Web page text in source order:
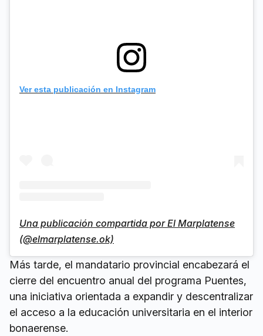
Ver esta publicación en Instagram
Una publicación compartida por El Marplatense
(@elmarplatense.ok)
Más tarde, el mandatario provincial encabezará el
cierre del encuentro anual del programa Puentes,
una iniciativa orientada a expandir y descentralizar
el acceso a la educación universitaria en el interior
bonaerense.